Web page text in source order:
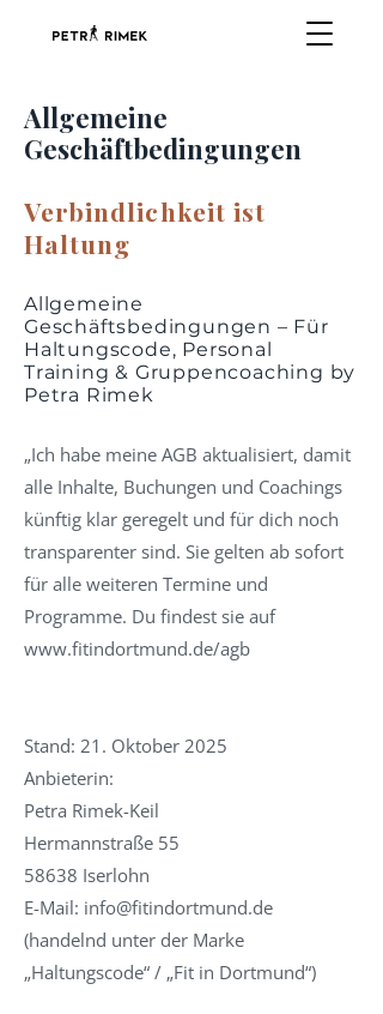
Allgemeine
Geschäftbedingungen
Verbindlichkeit ist
Haltung
Allgemeine
Geschäftsbedingungen – Für
Haltungscode, Personal
Training & Gruppencoaching by
Petra Rimek
„Ich habe meine AGB aktualisiert, damit
alle Inhalte, Buchungen und Coachings
künftig klar geregelt und für dich noch
transparenter sind. Sie gelten ab sofort
für alle weiteren Termine und
Programme. Du findest sie auf
www.fitindortmund.de/agb
Stand: 21. Oktober 2025
Anbieterin:
Petra Rimek-Keil
Hermannstraße 55
58638 Iserlohn
E-Mail: info@fitindortmund.de
(handelnd unter der Marke
„Haltungscode“ / „Fit in Dortmund“)